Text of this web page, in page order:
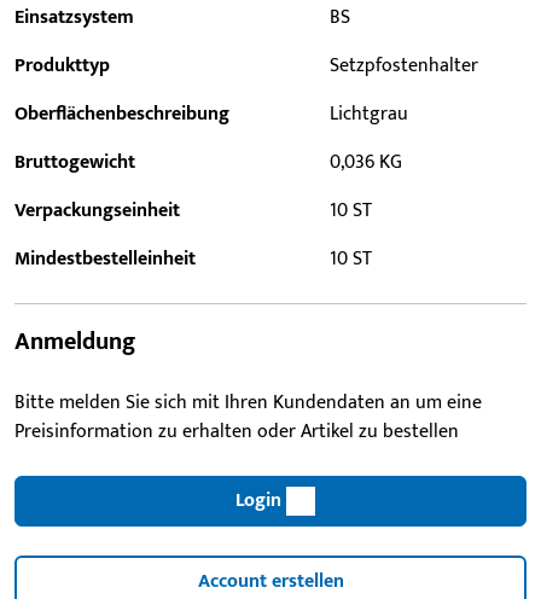
Einsatzsystem
BS
Produkttyp
Setzpfostenhalter
Oberflächenbeschreibung
Lichtgrau
Bruttogewicht
0,036 KG
Verpackungseinheit
10 ST
Mindestbestelleinheit
10 ST
Anmeldung
Bitte melden Sie sich mit Ihren Kundendaten an um eine
Preisinformation zu erhalten oder Artikel zu bestellen
Login
Account erstellen